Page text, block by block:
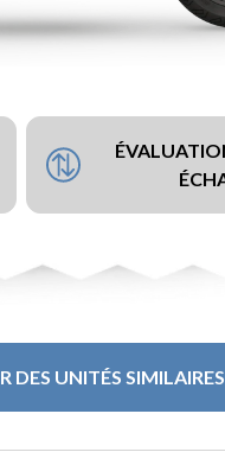
DES UNITÉS